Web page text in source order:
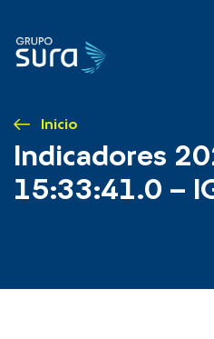
Inicio
Indicadores
15:33:41.0 –